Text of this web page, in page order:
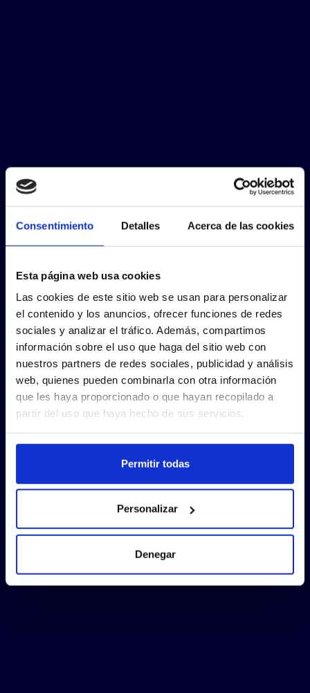
Consentimiento Detalles Acerca de las cookies
Esta página web usa cookies
Las cookies de este sitio web se usan para personalizar
el contenido y los anuncios, ofrecer funciones de redes
sociales y analizar el tráfico. Además, compartimos
información sobre el uso que haga del sitio web con
nuestros partners de redes sociales, publicidad y análisis
web, quienes pueden combinarla con otra información
que les haya proporcionado o que hayan recopilado a
partir del uso que haya hecho de sus servicios.
Permitir todas
Personalizar
Denegar